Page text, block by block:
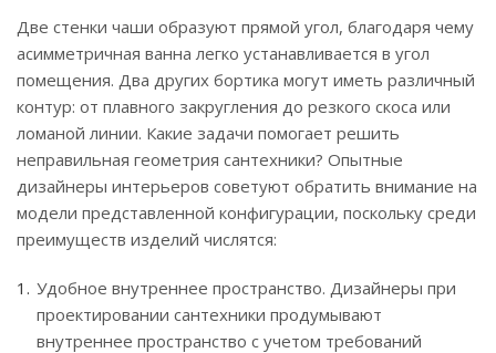
Две стенки чаши образуют прямой угол, благодаря чему
асимметричная ванна легко устанавливается в угол
помещения. Два других бортика могут иметь различный
контур: от плавного закругления до резкого скоса или
ломаной линии. Какие задачи помогает решить
неправильная геометрия сантехники? Опытные
дизайнеры интерьеров советуют обратить внимание на
модели представленной конфигурации, поскольку среди
преимуществ изделий числятся:
Удобное внутреннее пространство. Дизайнеры при
проектировании сантехники продумывают
внутреннее пространство с учетом требований